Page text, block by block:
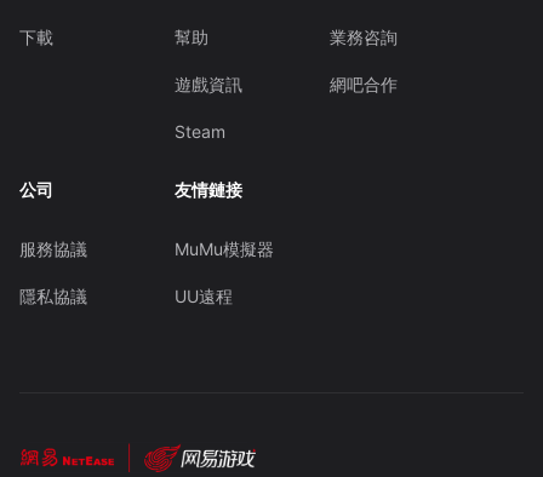
下載 幫助
遊戲資訊
Steam
業務咨詢
網吧合作
公司
服務協議
隱私協議
友情鏈接
MuMu模擬器
UU遠程